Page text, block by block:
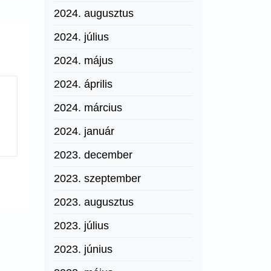
2024. augusztus
2024. július
2024. május
2024. április
2024. március
2024. január
2023. december
2023. szeptember
2023. augusztus
2023. július
2023. június